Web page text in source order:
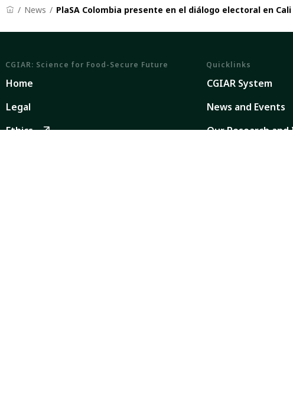
News PlaSA Colombia presente en el diálogo electoral en
CGIAR: Science for Food-Secure Future
Home
Legal
Ethics
Quicklinks
CGIAR System
News and Events
Our Research